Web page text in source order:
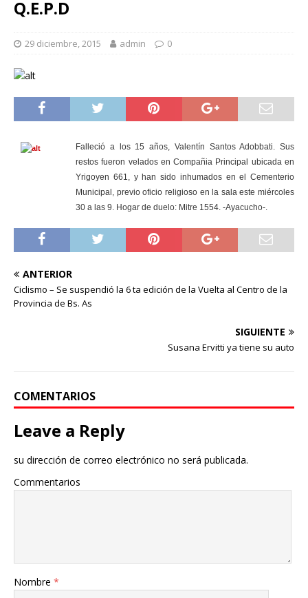
Q.E.P.D
29 diciembre, 2015 admin 0
Falleció a los 15 años, Valentín Santos Adobbati. Sus
restos fueron velados en Compañia Principal ubicada en
Yrigoyen 661, y han sido inhumados en el Cementerio
Municipal, previo oficio religioso en la sala este miércoles
30 a las 9. Hogar de duelo: Mitre 1554. -Ayacucho-.
ANTERIOR
Ciclismo – Se suspendió la 6 ta edición de la Vuelta al Centro de la
Provincia de Bs. As
SIGUIENTE
Susana Ervitti ya tiene su auto
COMENTARIOS
Leave a Reply
su dirección de correo electrónico no será publicada.
Commentarios
Nombre *